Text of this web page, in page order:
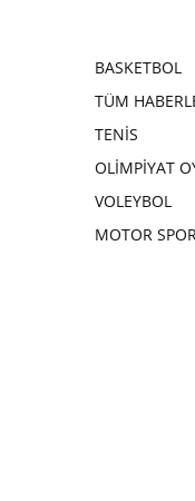
BASKETBOL
TÜM
TENİS
OLİMPİYAT
VOLEYBOL
MOTOR